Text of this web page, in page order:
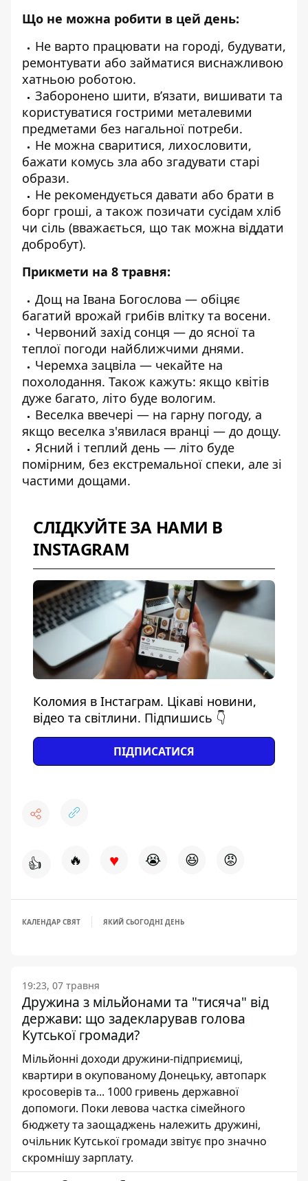
Що не можна робити в цей день:
Не варто працювати на городі, будувати,
ремонтувати або займатися виснажливою
хатньою роботою.
Заборонено шити, в’язати, вишивати та
користуватися гострими металевими
предметами без нагальної потреби.
Не можна сваритися, лихословити,
бажати комусь зла або згадувати старі
образи.
Не рекомендується давати або брати в
борг гроші, а також позичати сусідам хліб
чи сіль (вважається, що так можна віддати
добробут).
Прикмети на 8 травня:
Дощ на Івана Богослова — обіцяє
багатий врожай грибів влітку та восени.
Червоний захід сонця — до ясної та
теплої погоди найближчими днями.
Черемха зацвіла — чекайте на
похолодання. Також кажуть: якщо квітів
дуже багато, літо буде вологим.
Веселка ввечері — на гарну погоду, а
якщо веселка з'явилася вранці — до дощу.
Ясний і теплий день — літо буде
помірним, без екстремальної спеки, але зі
частими дощами.
СЛІДКУЙТЕ ЗА НАМИ В
INSTAGRAM
Коломия в Інстаграм. Цікаві новини,
відео та світлини. Підпишись 👇
ПІДПИСАТИСЯ
👍 🔥 ♥ 😭 😆 😡
КАЛЕНДАР СВЯТ ЯКИЙ СЬОГОДНІ ДЕНЬ
19:23, 07 травня
Дружина з мільйонами та "тисяча" від
держави: що задекларував голова
Кутської громади?
Мільйонні доходи дружини-підприємиці,
квартири в окупованому Донецьку, автопарк
кросоверів та... 1000 гривень державної
допомоги. Поки левова частка сімейного
бюджету та заощаджень належить дружині,
очільник Кутської громади звітує про значно
скромнішу зарплату.